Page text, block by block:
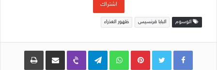
اشتراك
الوسوم البابا فرنسيس ظهور العذراء
Pinterest
WhatsApp
Telegram
Viber مشاركة عبر البريد طباعة